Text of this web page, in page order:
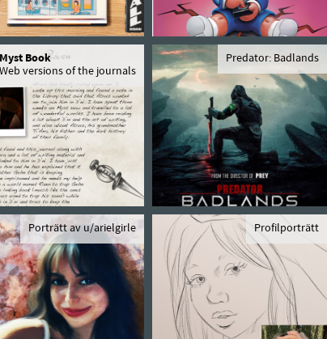
Myst Book
Web versions of the journals
Predator: Badlands
Porträtt av u/arielgirle Profilporträtt